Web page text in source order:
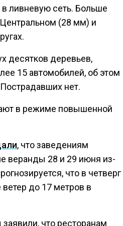
в ливневую сеть. Больше
(28 мм) и
десятков деревьев,
15 автомобилей, об этом
нет.
в режиме повышенной
, что заведениям
веранды 28 и 29 июня из-
что в четверг
ветер до 17 метров в
что ресторанам